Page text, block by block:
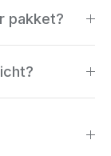
pakket?
4 uur
naar